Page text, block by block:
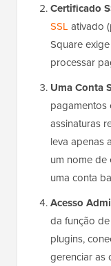
Certificado
SSL ativado
Square
processar
Uma Conta
pagamentos
assinaturas
leva apenas
um nome de
uma conta
Acesso
da função
plugins,
gerenciar as